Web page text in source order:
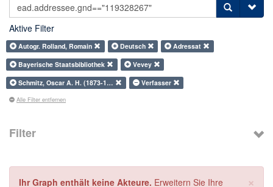
Aktive Filter
Autogr. Rolland, Romain Deutsch
Adressat
Bayerische Staatsbibliothek
Vevey
Schmitz, Oscar A. H. (1873-1…
Verfasser
Alle Filter entfernen
Filter
×
Ihr Graph enthält keine Akteure. Erweitern Sie Ihre